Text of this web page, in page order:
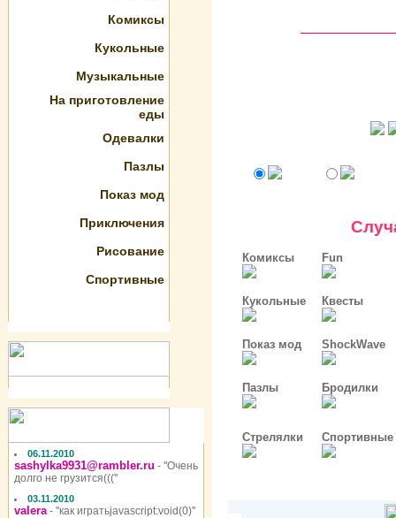
Комиксы
Кукольные
Музыкальные
На приготовление
еды
Одевалки
Пазлы
Показ мод
Приключения
Рисование
Спортивные
06.11.2010
sashylka9931@rambler.ru - ''Очень
долго не грузится(((''
03.11.2010
valera- ''как игратьjavascript:void(0)''
Комиксы Fun
Кукольные Квесты
Показ мод ShockWave
Пазлы Бродилки
Стрелялки Спортивные